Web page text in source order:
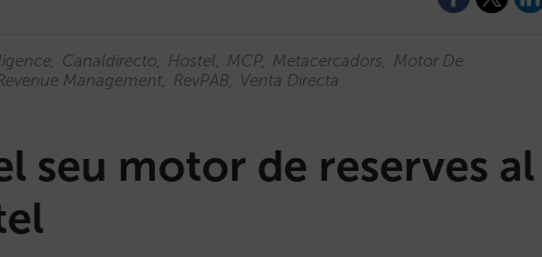
Canaldirecto Hostel MCP Metacercadors
Motor De
Management RevPAB Venta Directa
seu motor de reserves al